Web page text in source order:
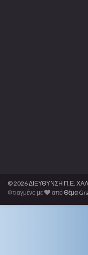
© 2026 ΔΙΕΥΘΥΝΣΗ Π.Ε.
Φτιαγμένο με
απόΘέμα